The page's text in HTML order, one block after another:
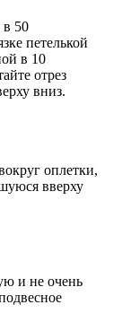
в 50
петелькой
в 10
отрез
вниз.
оплетки,
вверху
и не очень